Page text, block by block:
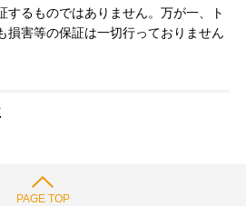
するものではありません。万が一、ト
損害等の保証は一切行っておりません
PAGE TOP